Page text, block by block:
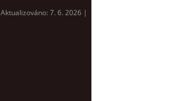
Aktualizováno: 7. 6. 2026 |